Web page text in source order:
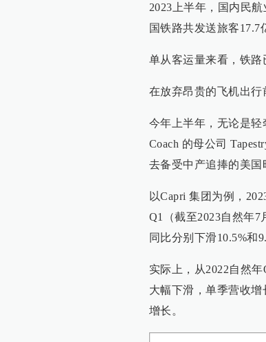
2023上半年，国内民
国铁路共发送旅客17.7
单从客运量来看，铁路
在放弃昂贵的飞机出行
今年上半年，无论是
Coach 的母公司
去备受中产追捧的美国
以Capri 集团为例，
Q1（截至2023自然年7
同比分别下滑10.5%和
实际上，从2022自然
大幅下滑，单季营收增
增长。